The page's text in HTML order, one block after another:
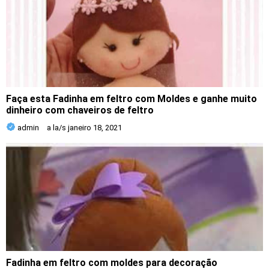
Faça esta Fadinha em feltro com Moldes e ganhe muito
dinheiro com chaveiros de feltro
admin a la/s janeiro 18, 2021
Fadinha em feltro com moldes para decoração